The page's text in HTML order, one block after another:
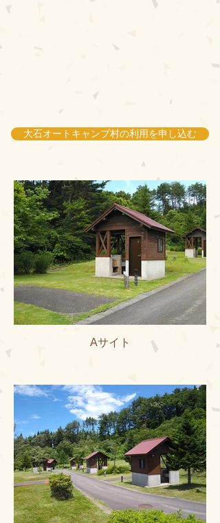
大石オートキャンプ村の利用を申し込む
Aサイト